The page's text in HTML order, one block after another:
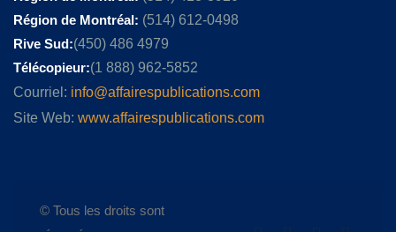
Région de Montréal: (514) 612-0498
Rive Sud:(450) 486 4979
Télécopieur:(1 888) 962-5852
Courriel: info@affairespublications.com
Site Web: www.affairespublications.com
© Tous les droits sont